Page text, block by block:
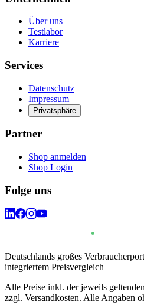
Über uns
Testlabor
Karriere
Services
Datenschutz
Impressum
Privatsphäre
Partner
Shop anmelden
Shop Login
Folge uns
Deutschlands großes
integriertem Preisvergleich
Alle Preise inkl. der jeweils
zzgl. Versandkosten. Alle Angaben